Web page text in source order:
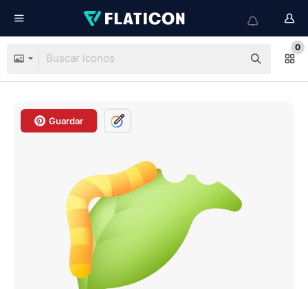
0
Guardar